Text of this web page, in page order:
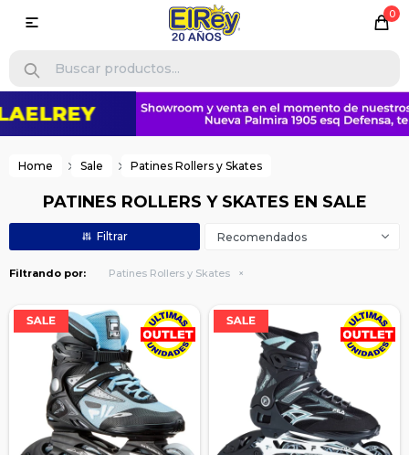
0

Home Sale Patines Rollers y Skates
PATINES ROLLERS Y SKATES EN SALE
Recomendados
Filtrando por: Patines Rollers y Skates